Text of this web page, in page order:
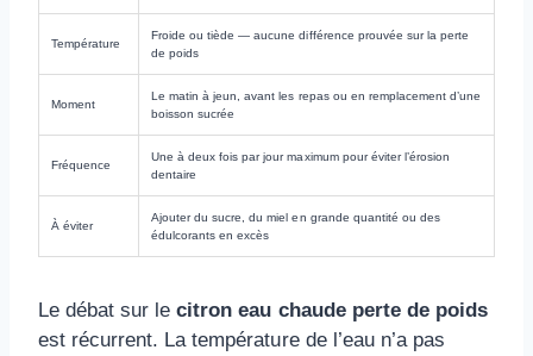
Température
Froide ou tiède — aucune différence prouvée sur la perte
de poids
Moment
Le matin à jeun, avant les repas ou en remplacement d’une
boisson sucrée
Fréquence
Une à deux fois par jour maximum pour éviter l’érosion
dentaire
À éviter
Ajouter du sucre, du miel en grande quantité ou des
édulcorants en excès
Le débat sur lecitron eau chaude perte de poids
est récurrent. La température de l’eau n’a pas